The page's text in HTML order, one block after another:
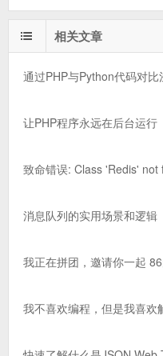
相关文章
通过PHP与Python代码对
让PHP程序永远在后台运行
致命错误: Class 'Redis' not
消息队列的实用场景和逻辑
我正在拼团，邀请你一起
我不喜欢编程，但是我喜欢